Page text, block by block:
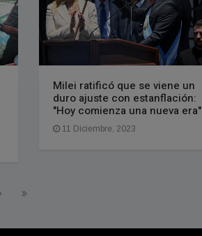
Milei ratificó que se viene un
duro ajuste con estanflación:
"Hoy comienza una nueva era"
11 Diciembre, 2023